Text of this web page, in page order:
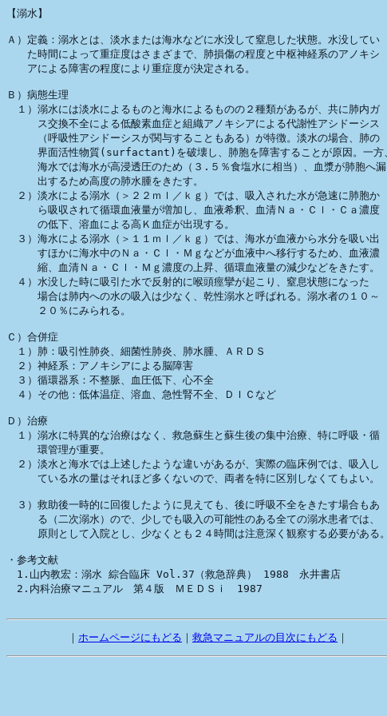
【溺水】
Ａ）定義：溺水とは、淡水または海水などに水没して窒息した状態。水没してい
た時間によって重症度はさまざまで、肺損傷の程度と中枢神経系のアノキシ
アによる障害の程度により重症度が決定される。
Ｂ）病態生理
１）溺水には淡水によるものと海水によるものの２種類があるが、共に肺内ガ
ス交換不全による低酸素血症と組織アノキシアによる代謝性アシドーシス
（呼吸性アシドーシスが関与することもある）が特徴。淡水の場合、肺の
界面活性物質(surfactant)を破壊し、肺胞を障害することが原因。一方
海水では海水が高浸透圧のため（３.５％食塩水に相当）、血漿が肺胞へ漏
出するため高度の肺水腫をきたす。
２）淡水による溺水（＞２２ｍｌ／ｋｇ）では、吸入された水が急速に肺胞か
ら吸収されて循環血液量が増加し、血液希釈、血清Ｎａ・Ｃｌ・Ｃａ濃度
の低下、溶血による高Ｋ血症が出現する。
３）海水による溺水（＞１１ｍｌ／ｋｇ）では、海水が血液から水分を吸い出
すほかに海水中のＮａ・Ｃｌ・Ｍｇなどが血液中へ移行するため、血液濃
縮、血清Ｎａ・Ｃｌ・Ｍｇ濃度の上昇、循環血液量の減少などをきたす。
４）水没した時に吸引た水で反射的に喉頭痙攣が起こり、窒息状態になった
場合は肺内への水の吸入は少なく、乾性溺水と呼ばれる。溺水者の１０～
２０％にみられる。
Ｃ）合併症
１）肺：吸引性肺炎、細菌性肺炎、肺水腫、ＡＲＤＳ
２）神経系：アノキシアによる脳障害
３）循環器系：不整脈、血圧低下、心不全
４）その他：低体温症、溶血、急性腎不全、ＤＩＣなど
Ｄ）治療
１）溺水に特異的な治療はなく、救急蘇生と蘇生後の集中治療、特に呼吸・循
環管理が重要。
２）淡水と海水では上述したような違いがあるが、実際の臨床例では、吸入し
ている水の量はそれほど多くないので、両者を特に区別しなくてもよい。
３）救助後一時的に回復したように見えても、後に呼吸不全をきたす場合もあ
る（二次溺水）ので、少しでも吸入の可能性のある全ての溺水患者では、
原則として入院とし、少なくとも２４時間は注意深く観察する必要がある。
・参考文献
1.山内教宏：溺水 綜合臨床 Vol.37（救急辞典） 1988　永井書店
2.内科治療マニュアル　第４版　ＭＥＤＳｉ　1987
｜ ホームページにもどる ｜ 救急マニュアルの目次にもどる ｜